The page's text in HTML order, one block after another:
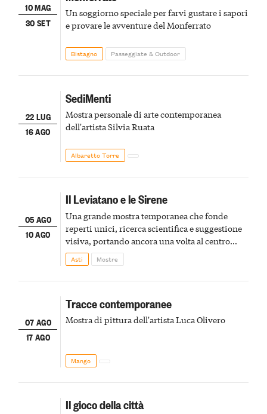
10 MAG
30 SET
Un soggiorno speciale per farvi gustare i sapori
e provare le avventure del Monferrato
Bistagno Passeggiate & Outdoor
22 LUG
16 AGO
SediMenti
Mostra personale di arte contemporanea
dell'artista Silvia Ruata
Albaretto Torre
05 AGO
10 AGO
Il Leviatano e le Sirene
Una grande mostra temporanea che fonde
reperti unici, ricerca scientifica e suggestione
visiva, portando ancora una volta al centro
della scena le meraviglie del passato astigiano
Asti Mostre
07 AGO
17 AGO
Tracce contemporanee
Mostra di pittura dell'artista Luca Olivero
Mango
Il gioco della città